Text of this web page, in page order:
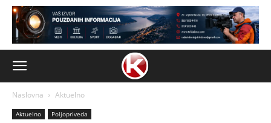
Naslovna Aktuelno
Aktuelno Poljopriveda